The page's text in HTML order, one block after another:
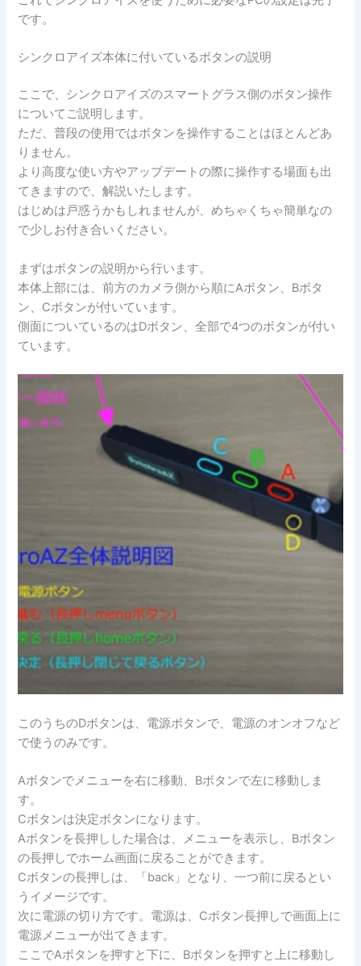
です。
シンクロアイズ本体に付いているボタンの説明
ここで、シンクロアイズのスマートグラス側のボタン操作
についてご説明します。
ただ、普段の使用ではボタンを操作することはほとんどあ
りません。
より高度な使い方やアップデートの際に操作する場面も出
てきますので、解説いたします。
はじめは戸惑うかもしれませんが、めちゃくちゃ簡単なの
で少しお付き合いください。
まずはボタンの説明から行います。
本体上部には、前方のカメラ側から順にAボタン、Bボタ
ン、Cボタンが付いています。
側面についているのはDボタン、全部で4つのボタンが付い
ています。
このうちのDボタンは、電源ボタンで、電源のオンオフなど
で使うのみです。
Aボタンでメニューを右に移動、Bボタンで左に移動しま
す。
Cボタンは決定ボタンになります。
Aボタンを長押しした場合は、メニューを表示し、Bボタン
の長押しでホーム画面に戻ることができます。
Cボタンの長押しは、「back」となり、一つ前に戻るとい
うイメージです。
次に電源の切り方です。電源は、Cボタン長押しで画面上に
電源メニューが出てきます。
ここでAボタンを押すと下に、Bボタンを押すと上に移動し